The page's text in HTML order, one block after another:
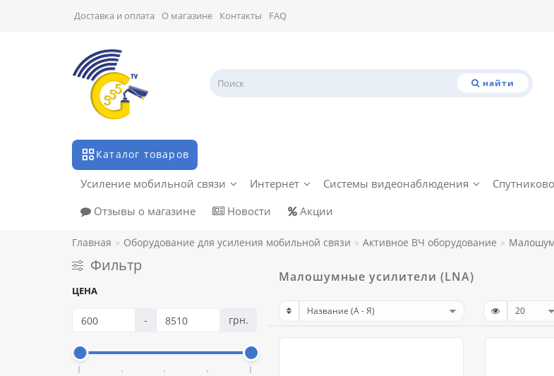
Доставка и оплата О магазине Контакты FAQ
найти
Каталог товаров
Усиление мобильной связи Интернет Системы видеонаблюдения
Отзывы о магазине
Новости Акции
Главная Оборудование для усиления мобильной связи Активное ВЧ оборудование
Фильтр
ЦЕНА
- грн.
Малошумные усилители (LNA)